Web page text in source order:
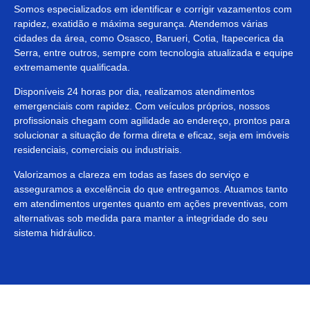
Somos especializados em identificar e corrigir vazamentos com
rapidez, exatidão e máxima segurança. Atendemos várias
cidades da área, como Osasco, Barueri, Cotia, Itapecerica da
Serra, entre outros, sempre com tecnologia atualizada e equipe
extremamente qualificada.
Disponíveis 24 horas por dia, realizamos atendimentos
emergenciais com rapidez. Com veículos próprios, nossos
profissionais chegam com agilidade ao endereço, prontos para
solucionar a situação de forma direta e eficaz, seja em imóveis
residenciais, comerciais ou industriais.
Valorizamos a clareza em todas as fases do serviço e
asseguramos a excelência do que entregamos. Atuamos tanto
em atendimentos urgentes quanto em ações preventivas, com
alternativas sob medida para manter a integridade do seu
sistema hidráulico.